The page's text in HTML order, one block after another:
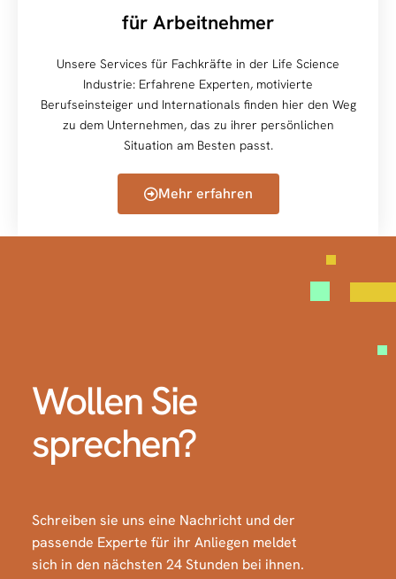
für Arbeitnehmer
Unsere Services für Fachkräfte in der Life Science
Industrie: Erfahrene Experten, motivierte
Berufseinsteiger und Internationals finden hier den Weg
zu dem Unternehmen, das zu ihrer persönlichen
Situation am Besten passt.
Mehr erfahren
Wollen Sie
sprechen?
Schreiben sie uns eine Nachricht und der
passende Experte für ihr Anliegen meldet
sich in den nächsten 24 Stunden bei ihnen.